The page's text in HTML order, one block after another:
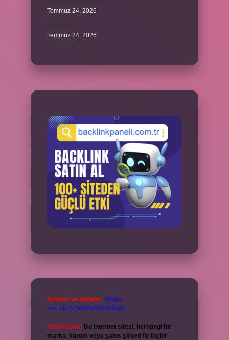
Temmuz 24, 2026
Temmuz 24, 2026
Reklam ve İletişim: Skype:
live:.cid.575569c608265c69
Yasal Uyarı: Bu internet sitesi, herhangi bir
marka, kurum veya şahıs şirketi ile hiçbir